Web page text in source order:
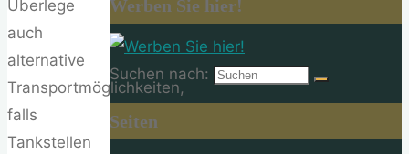
Überlege
auch
alternative
Transportmöglichkeiten,
falls
Tankstellen
Werben Sie hier!
Suchen nach:
Seiten